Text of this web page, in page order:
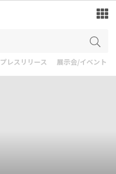
プレスリリース 展示会/イベント